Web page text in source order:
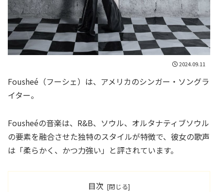
2024.09.11
Fousheé（フーシェ）は、アメリカのシンガー・ソングラ
イター。
Fousheéの音楽は、R&B、ソウル、オルタナティブソウル
の要素を融合させた独特のスタイルが特徴で、彼女の歌声
は「柔らかく、かつ力強い」と評されています。
目次